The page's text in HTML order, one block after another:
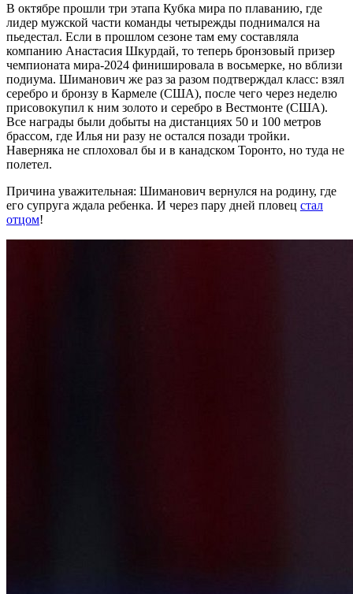
В октябре прошли три этапа Кубка мира по плаванию, где
лидер мужской части команды четырежды поднимался на
пьедестал. Если в прошлом сезоне там ему составляла
компанию Анастасия Шкурдай, то теперь бронзовый призер
чемпионата мира-2024 финишировала в восьмерке, но вблизи
подиума. Шиманович же раз за разом подтверждал класс: взял
серебро и бронзу в Кармеле (США), после чего через неделю
присовокупил к ним золото и серебро в Вестмонте (США).
Все награды были добыты на дистанциях 50 и 100 метров
брассом, где Илья ни разу не остался позади тройки.
Наверняка не сплоховал бы и в канадском Торонто, но туда не
полетел.
Причина уважительная: Шиманович вернулся на родину, где
его супруга ждала ребенка. И через пару дней пловец стал
отцом!